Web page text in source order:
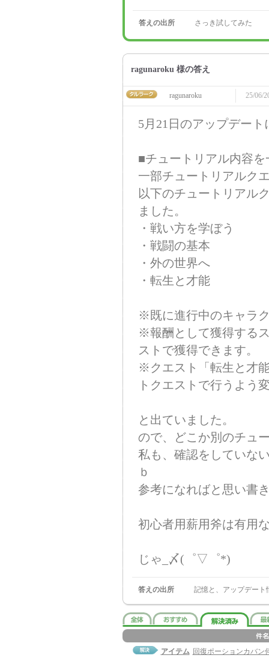
答えの出所 さっき試してみた
ragunaroku 様の答え
ragunaroku 25/06/
5月21日のアップデート
■チュートリアル内容
一部チュートリアルク
以下のチュートリアル
ました。
・戦い方を学ぼう
・戦闘の基本
・外の世界へ
・転生と才能
※既に進行中のキャラ
※報酬として獲得する
ストで獲得できます。
※クエスト「転生と才
トクエストで行うよう
と出ていました。
ので、どこか別のチュ
私も、確認をしていな
ｂ
参考になればと思い書
初心者用薪用斧は有用
じゃ_〆(゜▽゜*)
答えの出所 記憶と、アップデート
アイテム 回復ポーションカバン